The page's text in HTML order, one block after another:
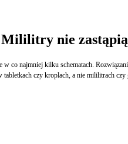
Mililitry nie
w co najmniej kilku schematach.
czy kroplach, a nie mililitrach czy